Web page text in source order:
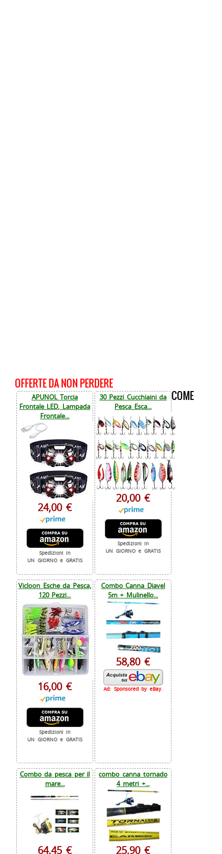
OFFERTE DA NON PERDERE
APUNOL Torcia
Frontale LED, Lampada
Frontale...
24,00 €
Spedizioni in
UN GIORNO e GRATIS
30 Pezzi Cucchiaini da
Pesca Esca...
20,00 €
Spedizioni in
UN GIORNO e GRATIS
Vicloon Esche da Pesca,
120 Pezzi...
16,00 €
Spedizioni in
UN GIORNO e GRATIS
Combo Canna Diavel
5m + Mulinello...
58,80 €
Ad: Sponsored by eBay.
Combo da pesca per il
mare...
64,45 €
combo canna tornado
4 metri +...
25,90 €
COME